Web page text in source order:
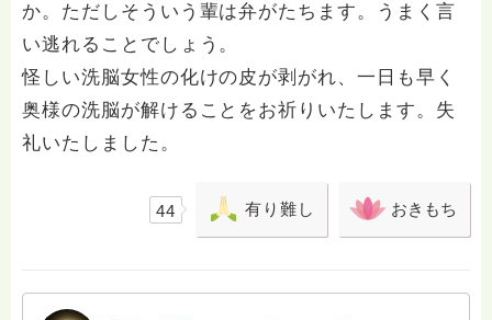
か。ただしそういう輩は弁がたちます。うまく言
い逃れることでしょう。
怪しい洗脳女性の化けの皮が剥がれ、一日も早く
奥様の洗脳が解けることをお祈りいたします。失
礼いたしました。
44 有り難し おきもち